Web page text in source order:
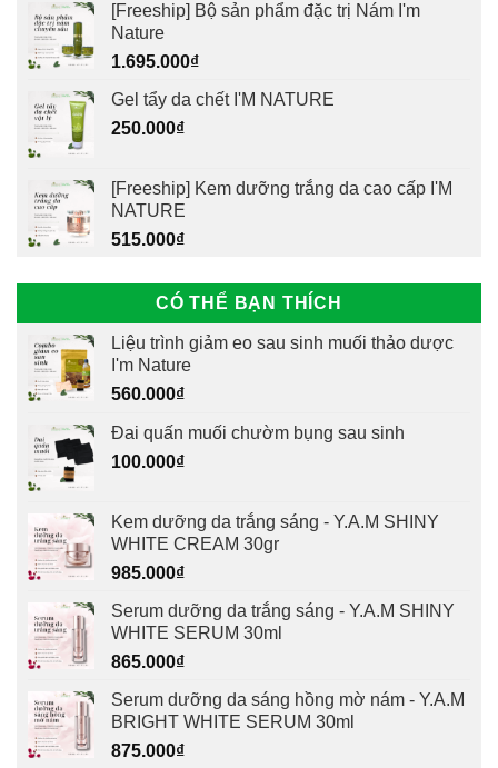
[Freeship] Bộ sản phẩm đặc trị Nám I'm
Nature
1.695.000₫
Gel tẩy da chết I'M NATURE
250.000₫
[Freeship] Kem dưỡng trắng da cao cấp I'M
NATURE
515.000₫
CÓ THỂ BẠN THÍCH
Liệu trình giảm eo sau sinh muối thảo dược
I'm Nature
560.000₫
Đai quấn muối chườm bụng sau sinh
100.000₫
Kem dưỡng da trắng sáng - Y.A.M SHINY
WHITE CREAM 30gr
985.000₫
Serum dưỡng da trắng sáng - Y.A.M SHINY
WHITE SERUM 30ml
865.000₫
Serum dưỡng da sáng hồng mờ nám - Y.A.M
BRIGHT WHITE SERUM 30ml
875.000₫